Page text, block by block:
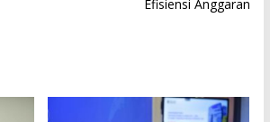
Efisiensi Anggaran